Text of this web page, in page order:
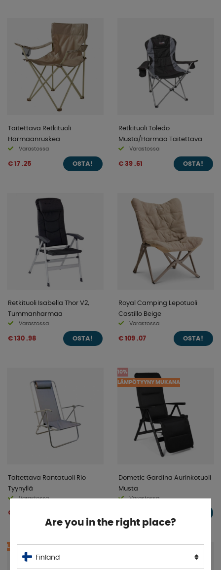
Taitettava Retkituoli
Harmaanruskea
Varastossa
€ 17 .25 OSTA!
Retkituoli Toledo
Musta/Harmaa Taitettava
Varastossa
€ 39 .61 OSTA!
Retkituoli Isabella Thor V2,
Tummanharmaa
Varastossa
€ 130 .98 OSTA!
Royal Camping Lepotuoli
Castillo Beige
Varastossa
€ 109 .07 OSTA!
Taitettava Rantatuoli Rio
Tyynyllä
Varastossa
€ 30 .94
10%
LÄMPÖTYYNY MUKANA
Dometic Gardina Aurinkotuoli
Musta
Varastossa
LÄMPÖTYYNY MUKANA
7%
Are you in the right place?
Finland